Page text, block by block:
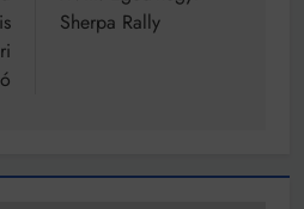
Sherpa Rally